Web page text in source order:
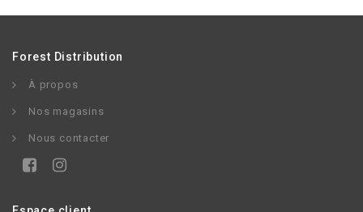
Forest Distribution
À propos
Nos magasins
Nous contacter